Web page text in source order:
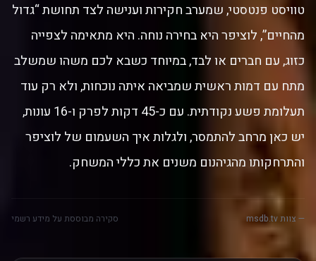
טוויסט פנטסטי, שמערב חקירות וענישה לצד תחושת “גדול
מהחיים”, לוציפר היא בחירה נוחה. היא מתאימה לצפייה
כזוג, עם חברים או לבד, במיוחד כשבא לכם משהו שמשלב
מתח עם דמות ראשית שמביאה איתה נוכחות, ולא רק עוד
תעלומת פשע נקודתית. עם כ-45 דקות לפרק ו-16 עונות,
יש כאן מרחב להתמסר, ולגלות איך השעמום של לוציפר
והתרחקותו מהגיהנום משנים את כללי המשחק.
— צוות msdb.tv סקירה מבוססת על מידע רשמי